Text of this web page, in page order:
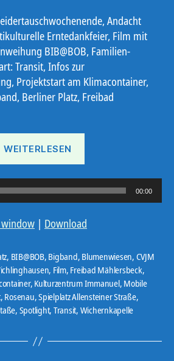
Andacht
Erntedankfeier, Film mit
BIB@BOB, Familien-
Transit, Infos zur
Projektstart am Klimacontainer,
Berliner Platz, Freibad
WEITERLESEN
00:00
| Download
, BIB@BOB, Bigband, Blumenwiesen, CVJM
, Film, Freibad Mählersbeck,
, Kulturzentrum Immanuel, Mobile
, Rosenau,Spielplatz Allensteiner Straße,
, Spotlight, Transit, Wichernkapelle